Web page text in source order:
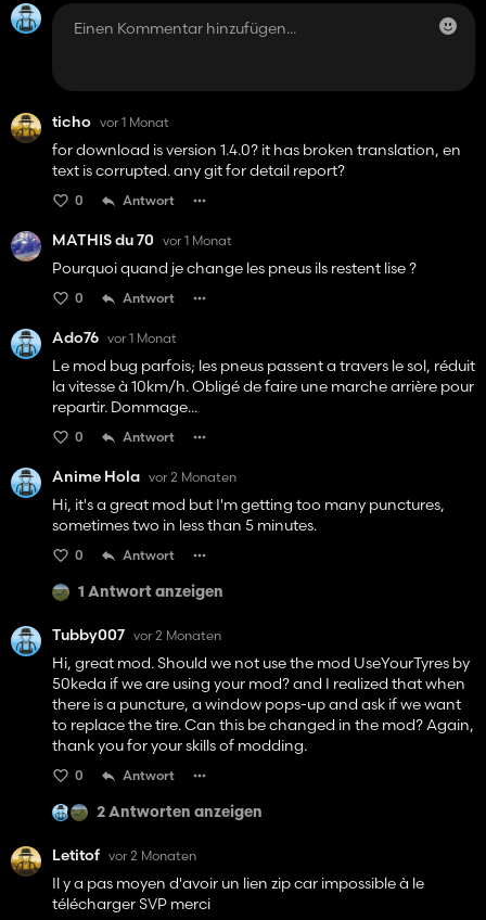
ticho vor 1 Monat
for download is version 1.4.0? it has broken translation, en
text is corrupted. any git for detail report?
0 Antwort
MATHIS du 70 vor 1 Monat
Pourquoi quand je change les pneus ils restent lise ?
0 Antwort
Ado76 vor 1 Monat
Le mod bug parfois; les pneus passent a travers le sol, réduit
la vitesse à 10km/h. Obligé de faire une marche arrière pour
repartir. Dommage...
0 Antwort
Anime Hola vor 2 Monaten
Hi, it's a great mod but I'm getting too many punctures,
sometimes two in less than 5 minutes.
0 Antwort
1 Antwort anzeigen
Tubby007 vor 2 Monaten
Hi, great mod. Should we not use the mod UseYourTyres by
50keda if we are using your mod? and I realized that when
there is a puncture, a window pops-up and ask if we want
to replace the tire. Can this be changed in the mod? Again,
thank you for your skills of modding.
0 Antwort
2 Antworten anzeigen
Letitof vor 2 Monaten
Il y a pas moyen d'avoir un lien zip car impossible à le
télécharger SVP merci